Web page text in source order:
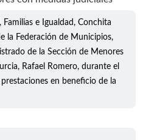
e Igualdad, Conchita
la Federación de Municipios,
de la Sección de Menores
Rafael Romero, durante el
en beneficio de la